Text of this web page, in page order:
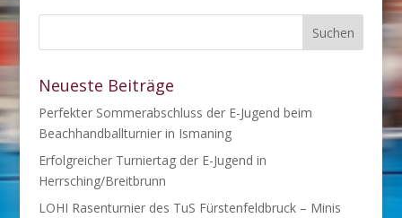
Neueste Beiträge
Perfekter Sommerabschluss der E-Jugend beim
Beachhandballturnier in Ismaning
Erfolgreicher Turniertag der E-Jugend in
Herrsching/Breitbrunn
LOHI Rasenturnier des TuS Fürstenfeldbruck – Minis